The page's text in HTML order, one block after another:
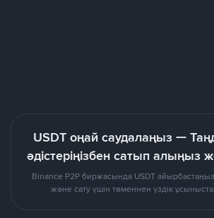
USDT оңай саудалаңыз —
әдістеріңізбен сатып алыңыз
Binance P2P биржасында USDT
және сату үшін төменнен үздік